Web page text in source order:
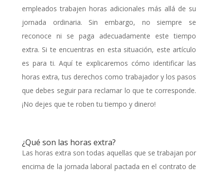
empleados trabajen horas adicionales más allá de su
jornada ordinaria. Sin embargo, no siempre se
reconoce ni se paga adecuadamente este tiempo
extra. Si te encuentras en esta situación, este artículo
es para ti. Aquí te explicaremos cómo identificar las
horas extra, tus derechos como trabajador y los pasos
que debes seguir para reclamar lo que te corresponde.
¡No dejes que te roben tu tiempo y dinero!
¿Qué son las horas extra?
Las horas extra son todas aquellas que se trabajan por
encima de la jornada laboral pactada en el contrato de